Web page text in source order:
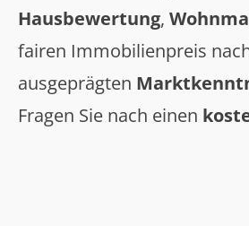
Hausbewertung,
fairen Immobilienpreis
ausgeprägten
Fragen Sie nach einen